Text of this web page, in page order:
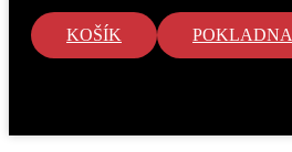
KOŠÍK POKLADNA